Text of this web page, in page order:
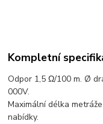
Kompletní
Odpor 1,5 Ω/100 m. Ø
000V.
Maximální délka
nabídky.